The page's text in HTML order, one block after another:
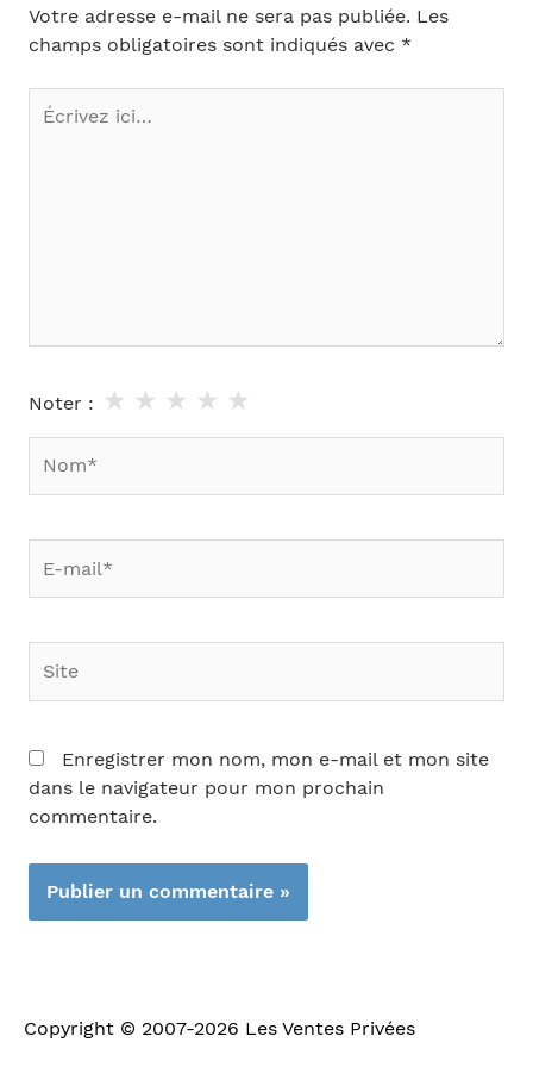
Votre adresse e-mail ne sera pas publiée. Les
champs obligatoires sont indiqués avec *
Écrivez
ici…
Noter : ★
★
★
★
★
mail*
Enregistrer mon nom, mon e-mail et mon site
dans le navigateur pour mon prochain
commentaire.
Copyright © 2007-2026 Les Ventes Privées